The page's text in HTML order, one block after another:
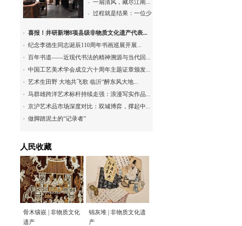
一扇清风，藏尽江南...
过程就是结果：一位少...
喜报！井研新增8项县级非物质文化遗产代表...
纪念李德生同志诞辰110周年书画巡展开展...
百年书道——近现代书法的精神溯源与当代回...
中国工艺美术学会成立六十周年主题证章颁发...
艺术生田野 大地共飞歌 临沂“醉东风大地...
马群雄跨洋艺术标杆持续走强：浪漫写实作品...
京沪艺术品市场深度对比：双城博弈，撑起中...
做脚踏泥土的“记录者”
人民收藏
骨木镶嵌 | 非物质文化
遗产
锦灰堆 | 非物质文化遗
产